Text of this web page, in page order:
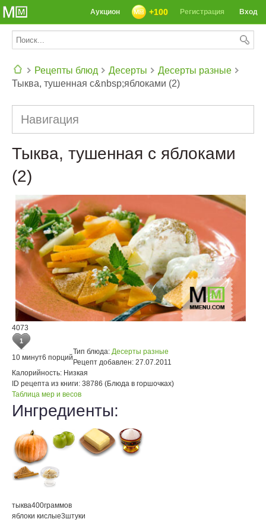
Вход
Регистрация
+100
Аукцион
Рецепты блюд Десерты
Десерты разные
Тыква, тушенная с&nbsp;яблоками (2)
Навигация
Тыква, тушенная с яблоками
(2)
4073
1
10 минут6 порций
Тип блюда: Десерты разные
Рецепт добавлен: 27.07.2011
Калорийность: Низкая
ID рецепта из книги: 38786 (Блюда в горшочках)
Таблица мер и весов
Ингредиенты:
тыква400граммов
яблоки кислые3штуки